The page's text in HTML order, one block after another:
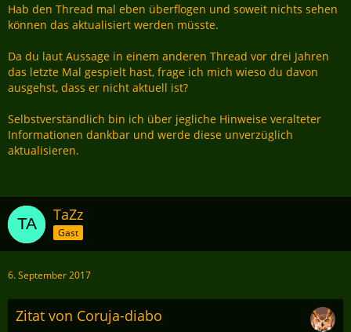
Hab den Thread mal eben überflogen und soweit nichts sehen
können das aktualisiert werden müsste.
Da du laut Aussage in einem anderen Thread vor drei Jahren
das letzte Mal gespielt hast, frage ich mich wieso du davon
ausgehst, dass er nicht aktuell ist?
Selbstverständlich bin ich über jegliche Hinweise veralteter
Informationen dankbar und werde diese unverzüglich
aktualisieren.
TaZz
Gast
6. September 2017
Zitat von Coruja-diabo